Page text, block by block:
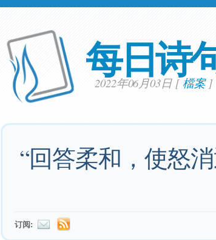
每日诗
2022年06月03日 [檔案]
“回答柔和，使怒
订阅: